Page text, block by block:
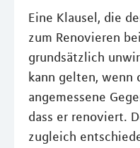
Eine Klausel, die
zum Renovieren
grundsätzlich
kann gelten, wenn
angemessene
dass er renoviert.
zugleich